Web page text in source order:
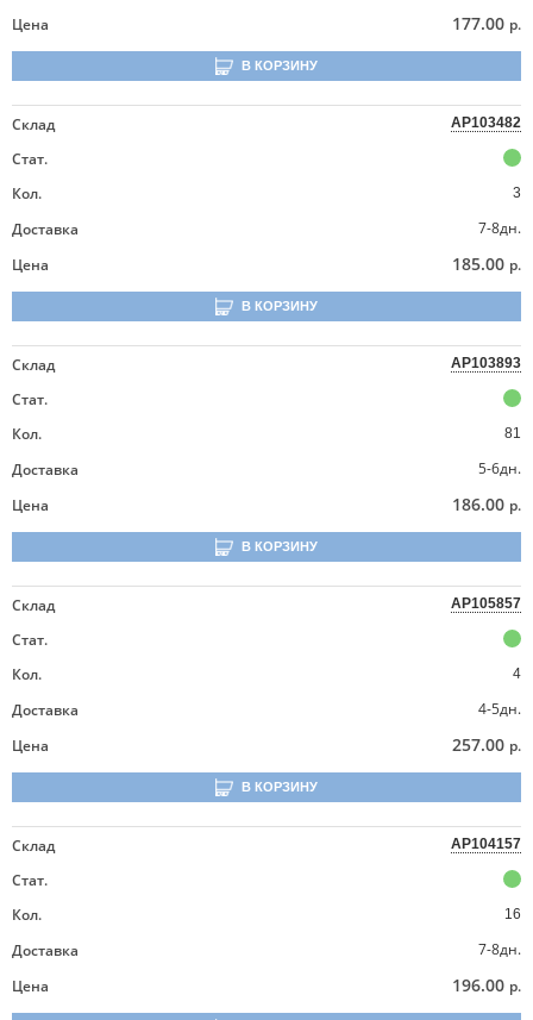
Цена
177.00 р.
В КОРЗИНУ
Склад AP103482
Стат.
Кол.
3
Доставка
7-8дн.
Цена
185.00 р.
В КОРЗИНУ
Склад AP103893
Стат.
Кол.
81
Доставка
5-6дн.
Цена
186.00 р.
В КОРЗИНУ
Склад AP105857
Стат.
Кол.
4
Доставка
4-5дн.
Цена
257.00 р.
В КОРЗИНУ
Склад AP104157
Стат.
Кол.
16
Доставка
7-8дн.
Цена
196.00 р.